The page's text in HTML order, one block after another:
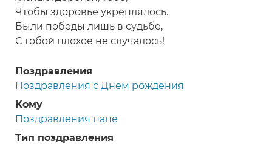
Чтобы здоровье укреплялось.
Были победы лишь в судьбе,
С тобой плохое не случалось!
Поздравления
Поздравления с Днем рождения
Кому
Поздравления папе
Тип поздравления